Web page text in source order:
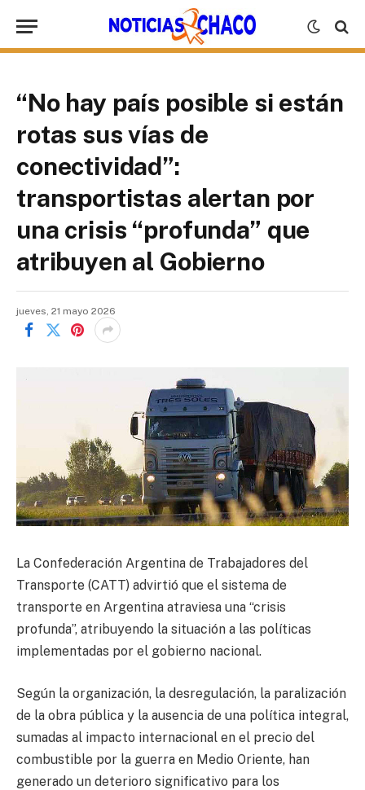
“No hay país posible si están
rotas sus vías de
conectividad”:
transportistas alertan por
una crisis “profunda” que
atribuyen al Gobierno
jueves, 21 mayo 2026
La Confederación Argentina de Trabajadores del
Transporte (CATT) advirtió que el sistema de
transporte en Argentina atraviesa una “crisis
profunda”, atribuyendo la situación a las políticas
implementadas por el gobierno nacional.
Según la organización, la desregulación, la paralización
de la obra pública y la ausencia de una política integral,
sumadas al impacto internacional en el precio del
combustible por la guerra en Medio Oriente, han
generado un deterioro significativo para los